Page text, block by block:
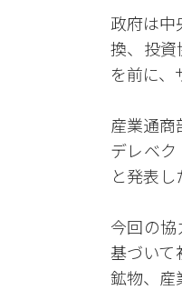
政府は
換、投
を前に、
産業通
デレベ
と発表し
今回の
基づいて
鉱物、産